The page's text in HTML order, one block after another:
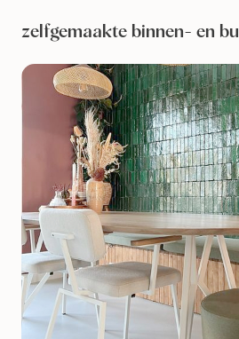
zelfgemaakte binnen- en